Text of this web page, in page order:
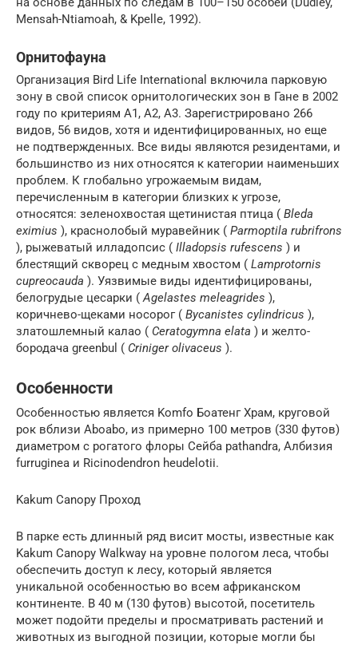
Mensah-Ntiamoah, & Kpelle, 1992).
Орнитофауна
Организация Bird Life International включила парковую
зону в свой список орнитологических зон в Гане в 2002
году по критериям A1, A2, A3. Зарегистрировано 266
видов, 56 видов, хотя и идентифицированных, но еще
не подтвержденных. Все виды являются резидентами, и
большинство из них относятся к категории наименьших
проблем. К глобально угрожаемым видам,
перечисленным в категории близких к угрозе,
относятся: зеленохвостая щетинистая птица ( Bleda
eximius ), краснолобый муравейник ( Parmoptila rubrifrons
), рыжеватый илладопсис ( Illadopsis rufescens ) и
блестящий скворец с медным хвостом ( Lamprotornis
cupreocauda ). Уязвимые виды идентифицированы,
белогрудые цесарки (Agelastes meleagrides ),
коричнево-щеками носорог ( Bycanistes cylindricus ),
златошлемный калао ( Ceratogymna elata ) и желто-
бородача greenbul ( Criniger olivaceus ).
Особенности
Особенностью является Komfo Боатенг Храм, круговой
рок вблизи Aboabo, из примерно 100 метров (330 футов)
диаметром с рогатого флоры Сейба pathandra, Албизия
furruginea и Ricinodendron heudelotii.
Kakum Canopy Проход
В парке есть длинный ряд висит мосты, известные как
Kakum Canopy Walkway на уровне пологом леса, чтобы
обеспечить доступ к лесу, который является
уникальной особенностью во всем африканском
континенте. В 40 м (130 футов) высотой, посетитель
может подойти пределы и просматривать растений и
животных из выгодной позиции, которые могли бы